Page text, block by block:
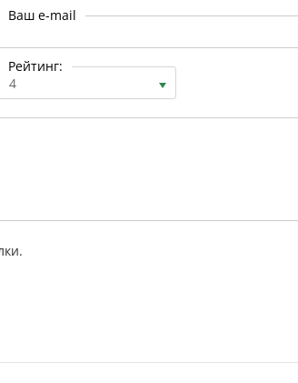
Ваш e-mail
Рейтинг:
4